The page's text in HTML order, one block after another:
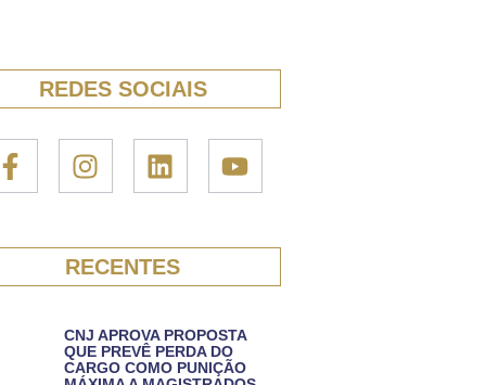
REDES SOCIAIS
RECENTES
CNJ APROVA PROPOSTA
QUE PREVÊ PERDA DO
CARGO COMO PUNIÇÃO